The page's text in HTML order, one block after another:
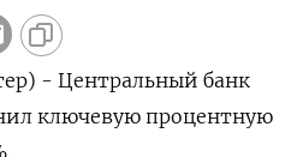
- Центральный банк
ключевую процентную